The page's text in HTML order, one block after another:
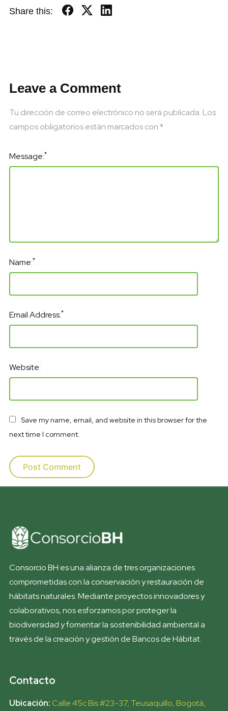
Share this:
Leave a Comment
Tu dirección de correo electrónico no será publicada. Los
campos obligatorios están marcados con*
Message:*
Name:*
Email Address:*
Website:
Save my name, email, and website in this browser for the
next time I comment.
Consorcio BH es una alianza de tres organizaciones
comprometidas con la conservación y restauración de
hábitats naturales. Mediante proyectos innovadores y
colaborativos, nos esforzamos por proteger la
biodiversidad y fomentar la sostenibilidad ambiental a
través de la creación y gestión de Bancos de Hábitat.
Contacto
Ubicación: Calle 45c Bis #23-37, Teusaquillo, Bogotá,